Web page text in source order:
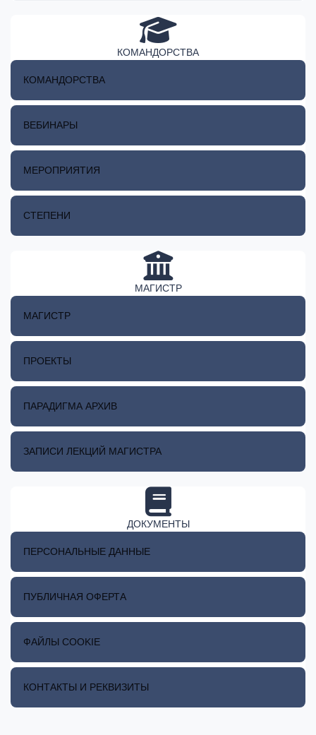
КОМАНДОРСТВА
КОМАНДОРСТВА
ВЕБИНАРЫ
МЕРОПРИЯТИЯ
СТЕПЕНИ
МАГИСТР
МАГИСТР
ПРОЕКТЫ
ПАРАДИГМА АРХИВ
ЗАПИСИ ЛЕКЦИЙ МАГИСТРА
ДОКУМЕНТЫ
ПЕРСОНАЛЬНЫЕ ДАННЫЕ
ПУБЛИЧНАЯ ОФЕРТА
ФАЙЛЫ COOKIE
КОНТАКТЫ И РЕКВИЗИТЫ